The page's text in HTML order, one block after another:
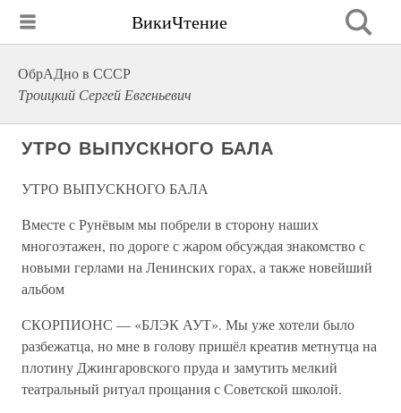
ВикиЧтение
ОбрАДно в СССР
Троицкий Сергей Евгеньевич
УТРО ВЫПУСКНОГО БАЛА
УТРО ВЫПУСКНОГО БАЛА
Вместе с Рунёвым мы побрели в сторону наших
многоэтажен, по дороге с жаром обсуждая знакомство с
новыми герлами на Ленинских горах, а также новейший
альбом
СКОРПИОНС — «БЛЭК АУТ». Мы уже хотели было
разбежатца, но мне в голову пришёл креатив метнутца на
плотину Джингаровского пруда и замутить мелкий
театральный ритуал прощания с Советской школой.